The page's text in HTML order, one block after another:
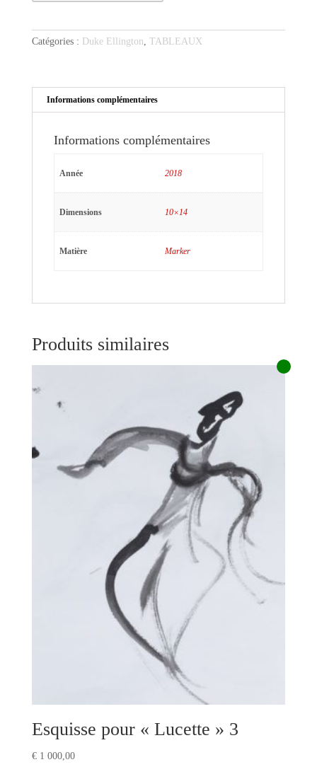
Catégories : Duke Ellington TABLEAUX
Informations complémentaires
Informations complémentaires
Année 2018
Dimensions 10×14
Matière Marker
Produits similaires
Esquisse pour « Lucette » 3
€1 000,00